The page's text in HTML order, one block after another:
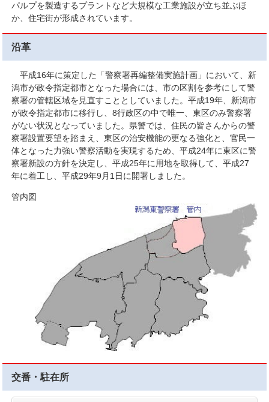
パルプを製造するプラントなど大規模な工業施設が立ち並ぶほ
か、住宅街が形成されています。
沿革
平成16年に策定した「警察署再編整備実施計画」において、新
潟市が政令指定都市となった場合には、市の区割を参考にして警
察署の管轄区域を見直すこととしていました。平成19年、新潟市
が政令指定都市に移行し、8行政区の中で唯一、東区のみ警察署
がない状況となっていました。県警では、住民の皆さんからの警
察署設置要望を踏まえ、東区の治安機能の更なる強化と、官民一
体となった力強い警察活動を実現するため、平成24年に東区に警
察署新設の方針を決定し、平成25年に用地を取得して、平成27
年に着工し、平成29年9月1日に開署しました。
管内図
交番・駐在所